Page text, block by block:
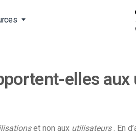
direct
de
elles
et non aux utilisateurs . En